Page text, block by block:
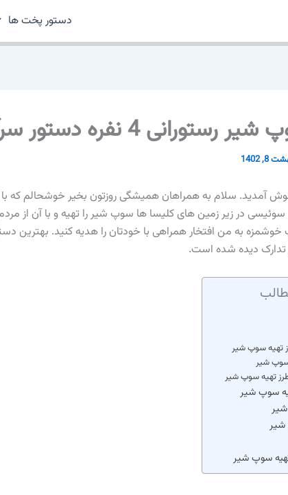
دستور پخت ها
4 نفره دستور سرآشپز
8, 1402
آمدید. سلام به همراهان همیشگی روزتون بخیر خوشحالم که
در زیر زمین های کلیسا ها سوپ شیر را تهیه و با آن از
به من افتخار همراهی با خودتان را هدیه کنید. بهترین
تدارک دیده شده است.
تهیه سوپ شیر
سوپ شیر
تهیه سوپ شیر
سوپ شیر
سوپ شیر